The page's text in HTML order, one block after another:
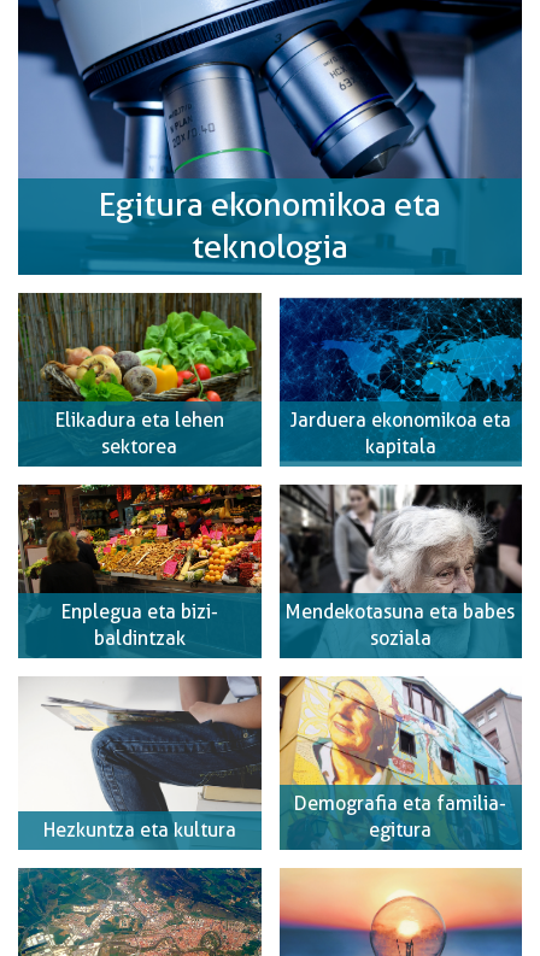
Egitura ekonomikoa eta
teknologia
Elikadura eta lehen
sektorea
Jarduera ekonomikoa eta
kapitala
Enplegua eta bizi-
baldintzak
Mendekotasuna eta babes
soziala
Hezkuntza eta kultura
Demografia eta familia-
egitura